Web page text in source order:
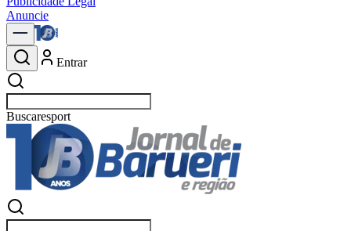
Anuncie
Entrar
Buscarpolítica